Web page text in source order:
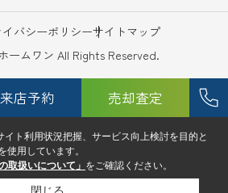
イバシーポリシーサイトマップ
ームワン All Rights Reserved.
来店予約 売却査定
ト利用状況把握、サービス向上検討を目的と
使用しています。
取扱いについて」 をご確認ください。